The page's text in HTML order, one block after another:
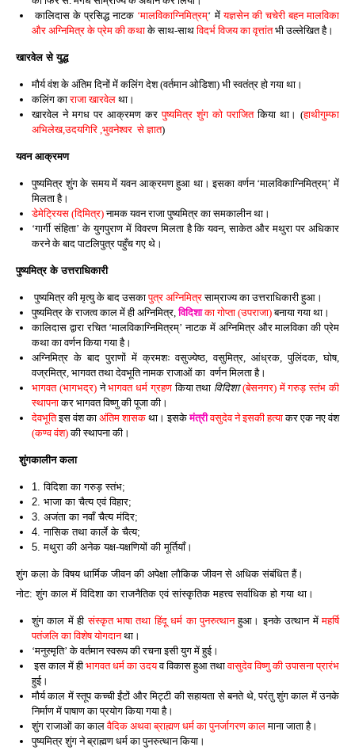
कालिदास के प्रसिद्ध नाटक ‘मालविकाग्निमित्रम्‘ मेंयज्ञसेन की चचेरी बहन मालविका
और अग्निमित्र के प्रेम की कथाके साथ-साथविदर्भ विजय का वृत्तांतभी उल्लेखित है।
खारवेल से युद्ध
मौर्य वंश के अंतिम दिनों में कलिंग देश (वर्तमान ओडिशा) भी स्वतंत्र हो गया था।
कलिंग काराजा खारवेल था।
खारवेल ने मगध पर आक्रमण करपुष्यमित्र शुंग को पराजितकिया था। (हाथीगुम्फा
अभिलेख,उदयगिरि ,भुवनेश्वर से ज्ञात)
यवन आक्रमण
पुष्यमित्र शुंग के समय में यवन आक्रमण हुआ था। इसका वर्णन ‘मालविकाग्निमित्रम्’ में
मिलता है।
डेमेट्रियस (दिमित्र)नामक यवन राजा पुष्यमित्र का समकालीन था।
‘गार्गी संहिता’ के युगपुराण में विवरण मिलता है कि यवन, साकेत और मथुरा पर अधिकार
करने के बाद पाटलिपुत्र पहुँच गए थे।
पुष्यमित्र के उत्तराधिकारी
पुष्यमित्र की मृत्यु के बाद उसकापुत्र अग्निमित्रसाम्राज्य का उत्तराधिकारी हुआ।
पुष्यमित्र के राजत्व काल में ही अग्निमित्र,विदिशाका गोप्ता (उपराजा)बनाया गया था।
कालिदास द्वारा रचित ‘मालविकाग्निमित्रम्’ नाटक में अग्निमित्र और मालविका की प्रेम
कथा का वर्णन किया गया है।
अग्निमित्र के बाद पुराणों में क्रमशः वसुज्येष्ठ, वसुमित्र, आंध्रक, पुलिंदक, घोष,
वज्रमित्र, भागवत तथा देवभूति नामक राजाओं का वर्णन मिलता है।
भागवत (भागभद्र)नेभागवत धर्म ग्रहणकिया तथा विदिशा(बेसनगर) में गरुड़ स्तंभ की
स्थापनाकर भागवत विष्णु की पूजा की।
देवभूतिइस वंश का अंतिम शासक था। इसकेमंत्रीवसुदेव ने इसकी हत्याकर एक नए वंश
(कण्व वंश)की स्थापना की।
शुंगकालीन कला
1. विदिशा का गरुड़ स्तंभ;
2. भाजा का चैत्य एवं विहार;
3. अजंता का नवाँ चैत्य मंदिर;
4. नासिक तथा कार्ले के चैत्य;
5. मथुरा की अनेक यक्ष-यक्षणियों की मूर्तियाँ।
शुंग कला के विषय धार्मिक जीवन की अपेक्षा लौकिक जीवन से अधिक संबंधित हैं।
नोट: शुंग काल में विदिशा का राजनैतिक एवं सांस्कृतिक महत्त्व सर्वाधिक हो गया था।
शुंग काल में हीसंस्कृत भाषा तथा हिंदू धर्म का पुनरुत्थानहुआ। इनके उत्थान मेंमहर्षि
पतंजलि का विशेष योगदानथा।
‘मनुस्मृति’ के वर्तमान स्वरूप की रचना इसी युग में हुई।
इस काल में ही भागवत धर्म का उदयव विकास हुआ तथावासुदेव विष्णु की उपासना प्रारंभ
हुई।
मौर्य काल में स्तूप कच्ची ईंटों और मिट्टी की सहायता से बनते थे, परंतु शुंग काल में उनके
निर्माण में पाषाण का प्रयोग किया गया है।
शुंग राजाओं का कालवैदिक अथवा ब्राह्मण धर्म का पुनर्जागरण कालमाना जाता है।
पुष्यमित्र शुंग ने ब्राह्मण धर्म का पुनरुत्थान किया।